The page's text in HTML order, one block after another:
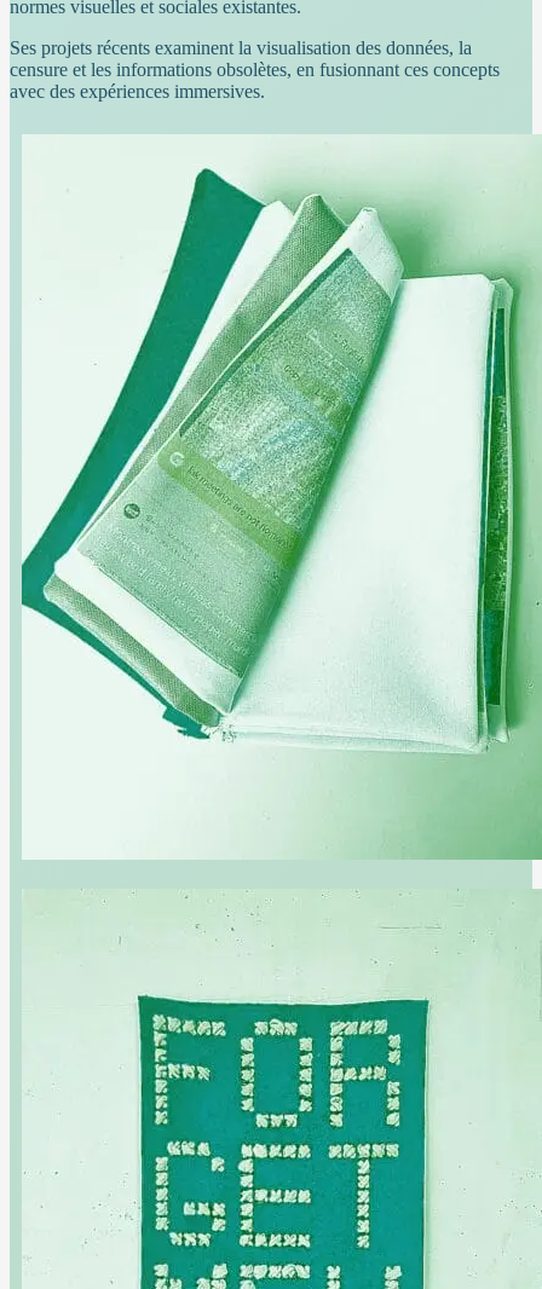
normes visuelles et sociales existantes.
Ses projets récents examinent la visualisation des données, la
censure et les informations obsolètes, en fusionnant ces concepts
avec des expériences immersives.